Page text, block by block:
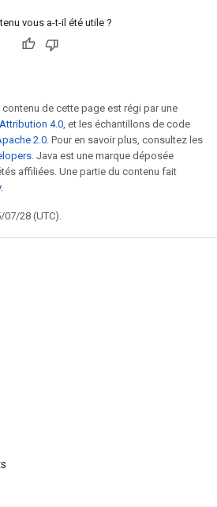
vous a-t-il été utile ?
de cette page est régi par une
4.0, et les échantillons de code
2.0. Pour en savoir plus, consultez les
. Java est une marque déposée
affiliées. Une partie du contenu fait
.
07/28 (UTC).